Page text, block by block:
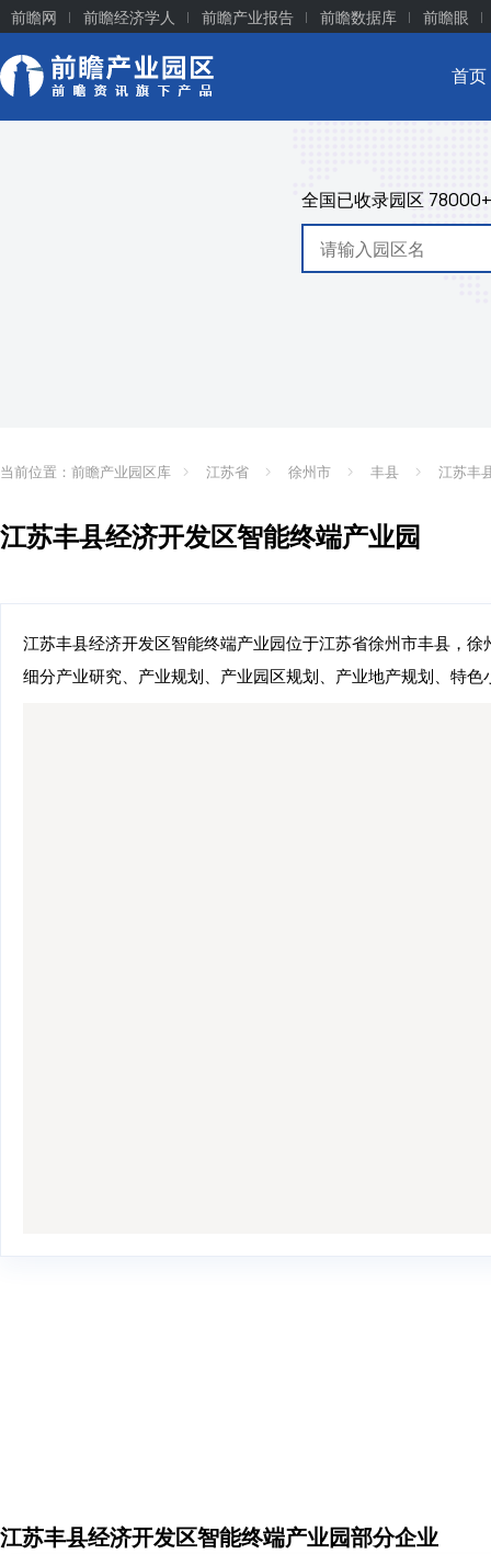
前瞻网 前瞻经济学人 前瞻产业报告 前瞻数据库 前瞻眼
首页
全国已收录园区 78000+
当前位置： 前瞻产业园区库 江苏省 徐州市 丰县 江苏丰
江苏丰县经济开发区智能终端产业园
江苏丰县经济开发区智能终端产业园位于江苏省徐州市丰县，
细分产业研究、产业规划、产业园区规划、产业地产规划、特
江苏丰县经济开发区智能终端产业园部分企业